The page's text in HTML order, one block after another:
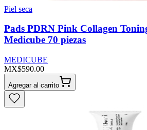
Piel seca
Pads PDRN Pink Collagen
Medicube 70 piezas
MEDICUBE
MX$590.00
Agregar al carrito